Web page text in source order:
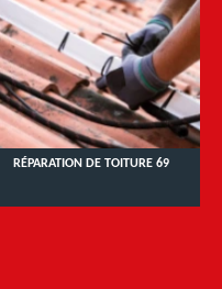
RÉPARATION DE TOITURE 69